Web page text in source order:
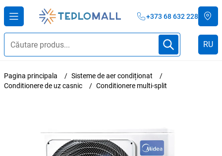
+373 68 632 228
RU
Pagina principala
Sisteme de aer condiționat
Conditionere de uz casnic
Conditionere multi-split